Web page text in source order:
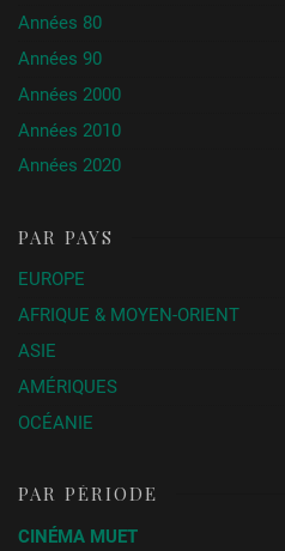
Années 80
Années 90
Années 2000
Années 2010
Années 2020
PAR PAYS
EUROPE
AFRIQUE & MOYEN-ORIENT
ASIE
AMÉRIQUES
OCÉANIE
PAR PÉRIODE
CINÉMA MUET